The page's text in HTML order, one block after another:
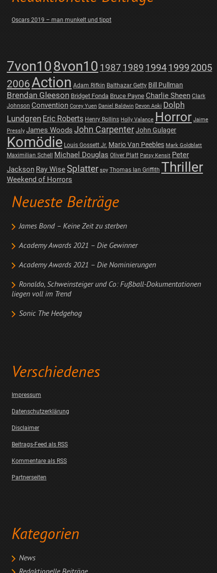
Oscars 2019 – man munkelt und tippt
7von108von10 1987 1989 19941999 2005
2006Action Adam Rifkin Balthazar Getty Bill Pullman
Brendan Gleeson Bridget Fonda Bruce Payne Charlie Sheen Clark
Johnson Convention Corey Yuen Daniel Baldwin Devon Aoki Dolph
Lundgren Eric Roberts Henry Rollins Holly Valance Horror Jaime
Pressly James Woods John CarpenterJohn Gulager
Komödie Louis Gossett Jr. Mario Van Peebles Mark Goldblatt
Maximilian Schell Michael Douglas Oliver Platt Patsy Kensit Peter
Jackson Ray WiseSplatter spy Thomas Ian Griffith Thriller
Weekend of Horrors
Neueste Beiträge
James Bond – Keine Zeit zu sterben
Academy Awards 2021 – Die Gewinner
Academy Awards 2021 – Die Nominierungen
Ronaldo, Schweinsteiger und Co: Fußball-Dokumentationen
liegen voll im Trend
Sonic The Hedgehog
Verschiedenes
Impressum
Datenschutzerklärung
Disclaimer
Beitrags-Feed als RSS
Kommentare als RSS
Partnerseiten
Kategorien
News